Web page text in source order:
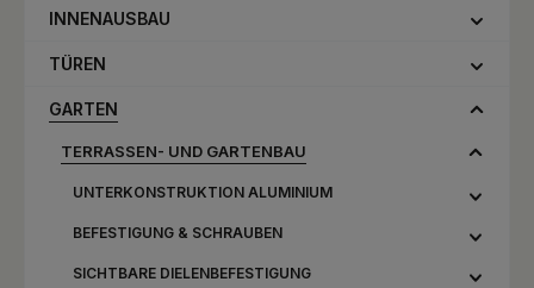
INNENAUSBAU
TÜREN
GARTEN
TERRASSEN- UND GARTENBAU
UNTERKONSTRUKTION ALUMINIUM
BEFESTIGUNG & SCHRAUBEN
SICHTBARE DIELENBEFESTIGUNG